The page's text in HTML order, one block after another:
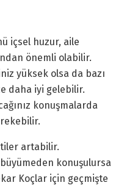
içsel huzur, aile
önemli olabilir.
yüksek olsa da bazı
daha iyi gelebilir.
konuşmalarda
artabilir.
konuşulursa
Koçlar için geçmişte